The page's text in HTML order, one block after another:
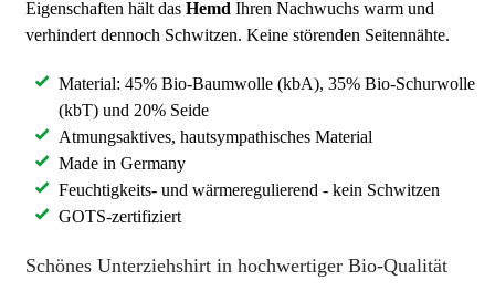
Eigenschaften hält das Hemd Ihren Nachwuchs warm und
verhindert dennoch Schwitzen. Keine störenden Seitennähte.
Material: 45% Bio-Baumwolle (kbA), 35% Bio-Schurwolle
(kbT) und 20% Seide
Atmungsaktives, hautsympathisches Material
Made in Germany
Feuchtigkeits- und wärmeregulierend - kein Schwitzen
GOTS-zertifiziert
Schönes Unterziehshirt in hochwertiger Bio-Qualität